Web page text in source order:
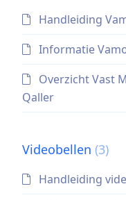
Handleiding
Informatie
Overzicht Vast
Qaller
Videobellen (3)
Handleiding